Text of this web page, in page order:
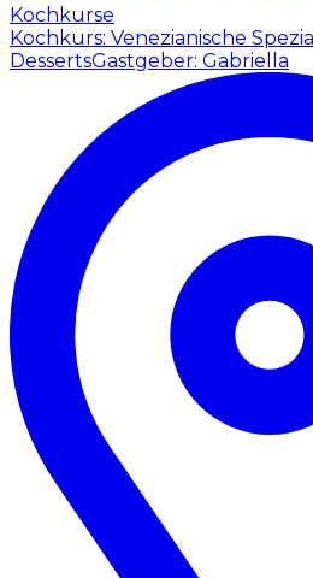
Kochkurse
Kochkurs: Venezianische
DessertsGastgeber: Gabriella